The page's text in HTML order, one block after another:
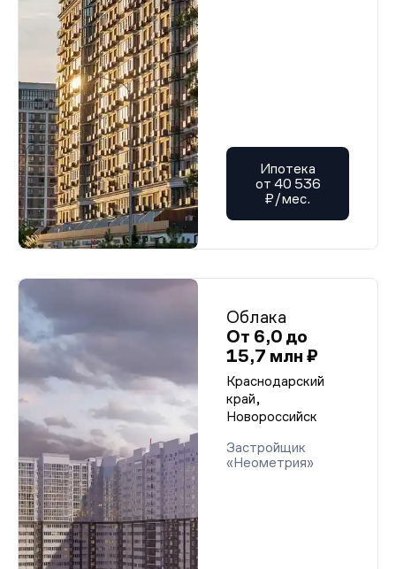
Ипотека
от 40 536
₽/мес.
Облака
От 6,0 до
15,7 млн ₽
Краснодарский
край,
Новороссийск
Застройщик
«Неометрия»